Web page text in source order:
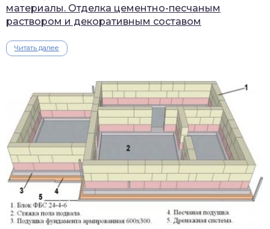
материалы. Отделка цементно-песчаным
раствором и декоративным составом
Читать далее